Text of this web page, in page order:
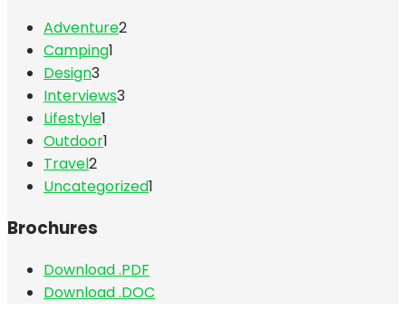
Adventure2
Camping1
Design3
Interviews3
Lifestyle1
Outdoor1
Travel2
Uncategorized1
Brochures
Download .PDF
Download .DOC